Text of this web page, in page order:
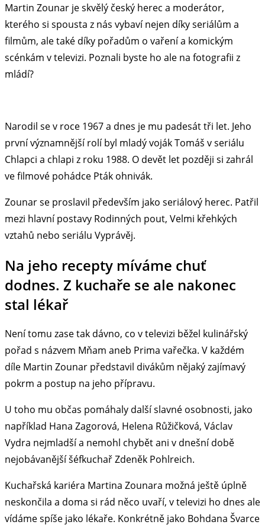
Martin Zounar je skvělý český herec a moderátor,
kterého si spousta z nás vybaví nejen díky seriálům a
filmům, ale také díky pořadům o vaření a komickým
scénkám v televizi. Poznali byste ho ale na fotografii z
mládí?
Narodil se v roce 1967 a dnes je mu padesát tři let. Jeho
první významnější rolí byl mladý voják Tomáš v seriálu
Chlapci a chlapi z roku 1988. O devět let později si zahrál
ve filmové pohádce Pták ohnivák.
Zounar se proslavil především jako seriálový herec. Patřil
mezi hlavní postavy Rodinných pout, Velmi křehkých
vztahů nebo seriálu Vyprávěj.
Na jeho recepty míváme chuť
dodnes. Z kuchaře se ale nakonec
stal lékař
Není tomu zase tak dávno, co v televizi běžel kulinářský
pořad s názvem Mňam aneb Prima vařečka. V každém
díle Martin Zounar představil divákům nějaký zajímavý
pokrm a postup na jeho přípravu.
U toho mu občas pomáhaly další slavné osobnosti, jako
například Hana Zagorová, Helena Růžičková, Václav
Vydra nejmladší a nemohl chybět ani v dnešní době
nejobávanější šéfkuchař Zdeněk Pohlreich.
Kuchařská kariéra Martina Zounara možná ještě úplně
neskončila a doma si rád něco uvaří, v televizi ho dnes ale
vídáme spíše jako lékaře. Konkrétně jako Bohdana Švarce